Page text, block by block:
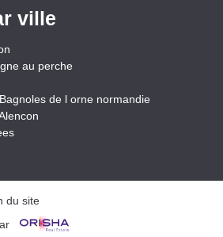
ville
au perche
de l orne normandie
du site